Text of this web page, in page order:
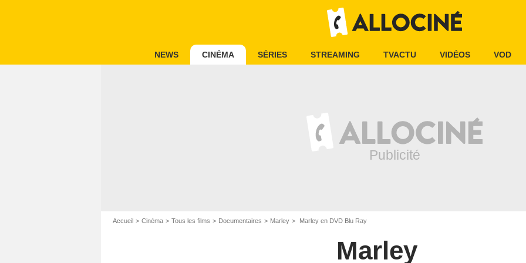
NEWS CINÉMA SÉRIES STREAMING TVACTU VIDÉOS VOD
Accueil Cinéma Tous les films Documentaires Marley Marley en DVD Blu Ray
Marley